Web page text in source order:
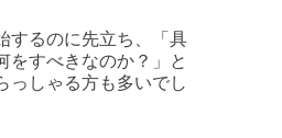
するのに先立ち、「具
をすべきなのか？」と
っしゃる方も多いでし